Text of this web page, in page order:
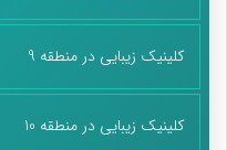
کلینیک زیبایی در منطقه 9
کلینیک زیبایی در منطقه 10